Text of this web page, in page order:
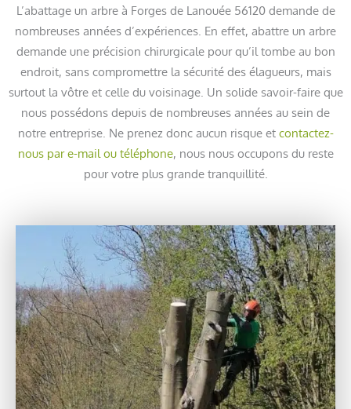
L’abattage un arbre à Forges de Lanouée 56120 demande de
nombreuses années d’expériences. En effet, abattre un arbre
demande une précision chirurgicale pour qu’il tombe au bon
endroit, sans compromettre la sécurité des élagueurs, mais
surtout la vôtre et celle du voisinage. Un solide savoir-faire que
nous possédons depuis de nombreuses années au sein de
notre entreprise. Ne prenez donc aucun risque et contactez-
nous par e-mail ou téléphone, nous nous occupons du reste
pour votre plus grande tranquillité.